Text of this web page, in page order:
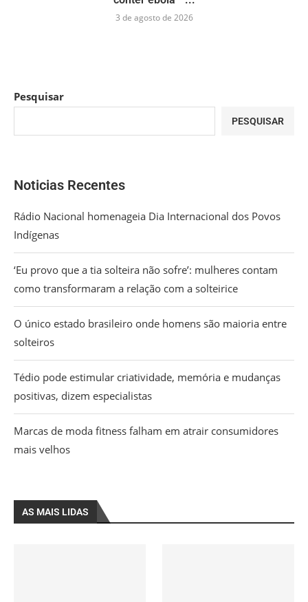
3 de agosto de 2026
Pesquisar
PESQUISAR
Noticias Recentes
Rádio Nacional homenageia Dia Internacional dos Povos
Indígenas
‘Eu provo que a tia solteira não sofre’: mulheres contam
como transformaram a relação com a solteirice
O único estado brasileiro onde homens são maioria entre
solteiros
Tédio pode estimular criatividade, memória e mudanças
positivas, dizem especialistas
Marcas de moda fitness falham em atrair consumidores
mais velhos
AS MAIS LIDAS